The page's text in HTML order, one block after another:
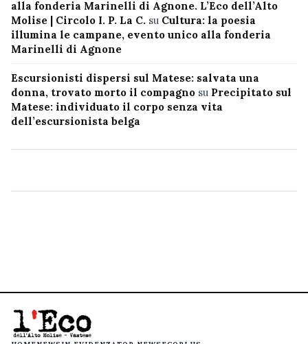
alla fonderia Marinelli di Agnone. L’Eco dell’Alto
Molise | Circolo I. P. La C. su Cultura: la poesia
illumina le campane, evento unico alla fonderia
Marinelli di Agnone
Escursionisti dispersi sul Matese: salvata una
donna, trovato morto il compagno su Precipitato sul
Matese: individuato il corpo senza vita
dell’escursionista belga